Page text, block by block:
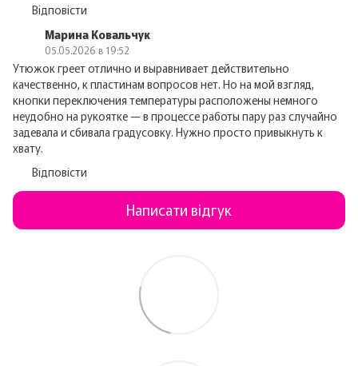
Відповісти
Марина Ковальчук
05.05.2026 в 19:52
Утюжок греет отлично и выравнивает действительно
качественно, к пластинам вопросов нет. Но на мой взгляд,
кнопки переключения температуры расположены немного
неудобно на рукоятке — в процессе работы пару раз случайно
задевала и сбивала градусовку. Нужно просто привыкнуть к
хвату.
Відповісти
Написати відгук